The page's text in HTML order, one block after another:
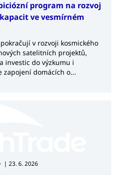
spolupráci. Kdo
důslednou iniciativou
mezi místními partnery
partnera, ale i
program na rozvoj
ve vesmírném
v rozvoji kosmického
satelitních projektů,
investic do výzkumu i
zapojení domácích o...
| 23. 6. 2026